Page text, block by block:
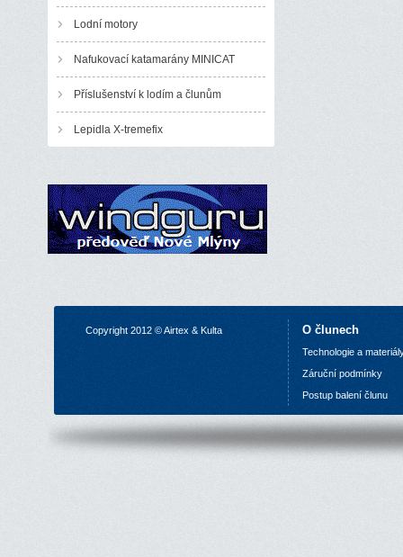
Lodní motory
Nafukovací katamarány MINICAT
Příslušenství k lodím a člunům
Lepidla X-tremefix
Copyright 2012 © Airtex & Kulta O člunech
Technologie a
Záruční podmínky
Postup balení člunu